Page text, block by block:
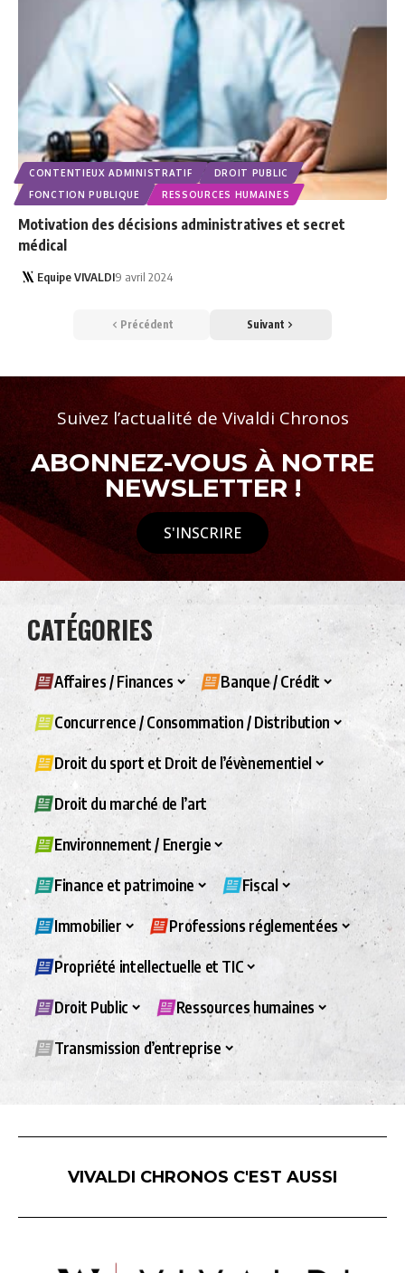
CONTENTIEUX ADMINISTRATIF
DROIT PUBLIC
FONCTION PUBLIQUE
RESSOURCES HUMAINES
Motivation des décisions administratives et secret
médical
Equipe VIVALDI9 avril 2024
Précédent Suivant
Suivez l’actualité de Vivaldi Chronos
ABONNEZ-VOUS À NOTRE
NEWSLETTER !
S'INSCRIRE
CATÉGORIES
Affaires / Finances Banque / Crédit
Concurrence / Consommation / Distribution
Droit du sport et Droit de l’évènementiel
Droit du marché de l’art
Environnement / Energie
Finance et patrimoine Fiscal
Immobilier Professions réglementées
Propriété intellectuelle et TIC
Droit Public Ressources humaines
Transmission d’entreprise
VIVALDI CHRONOS C'EST AUSSI